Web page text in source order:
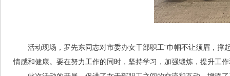
活动现场，罗先东同志对市委办女干部职工“巾帼不让须眉，撑
情感和健康。要在努力工作的同时，坚持学习，加强锻炼，提升工